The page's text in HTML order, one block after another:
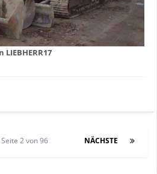
LIEBHERR17
NÄCHSTE
Seite 2 von 96